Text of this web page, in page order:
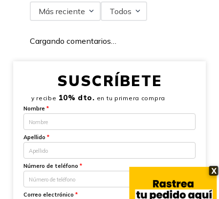
X
Más reciente Todos
Cargando comentarios…
SUSCRÍBETE
y recibe 10% dto. en tu primera compra
Nombre *
Apellido *
Número de teléfono *
Correo electrónico *